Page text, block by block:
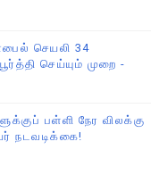
செயலி 34
செய்யும் முறை -
பள்ளி நேர விலக்கு
நடவடிக்கை!